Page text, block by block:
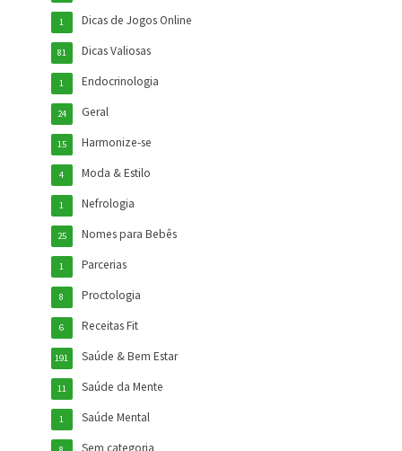
Dicas de Jogos Online
1
Dicas Valiosas
81
Endocrinologia
1
Geral
24
Harmonize-se
15
Moda & Estilo
4
Nefrologia
1
Nomes para Bebês
25
Parcerias
1
Proctologia
8
Receitas Fit
6
Saúde & Bem Estar
191
Saúde da Mente
11
Saúde Mental
1